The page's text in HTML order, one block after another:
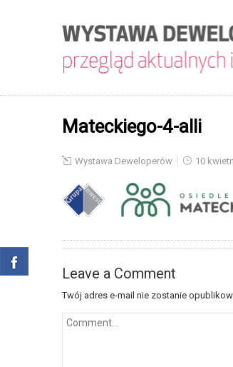
Mateckiego-4-alli
Wystawa Deweloperów 10
Leave a Comment
Twój adres e-mail nie zostanie